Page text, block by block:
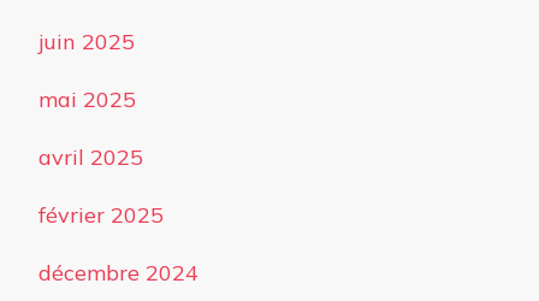
juin 2025
mai 2025
avril 2025
février 2025
décembre 2024